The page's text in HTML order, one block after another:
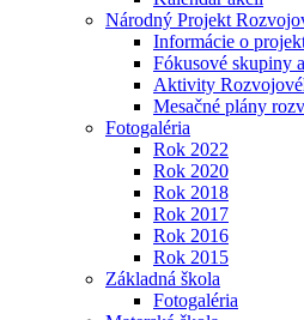
Národný Projekt
Informácie o
Fókusové skupiny
Aktivity
Mesačné plány
Fotogaléria
Rok 2022
Rok 2020
Rok 2018
Rok 2017
Rok 2016
Rok 2015
Základná škola
Fotogaléria